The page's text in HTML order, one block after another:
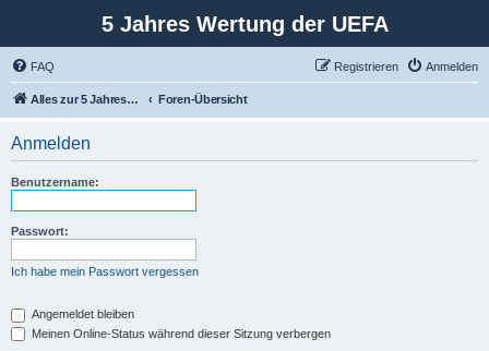
5 Jahres Wertung der UEFA
FAQ Anmelden
Registrieren
Alles zur 5 Jahreswertung / Tabelle der UEFA mit vielen Statistiken. Foren-Übersicht
Anmelden
Benutzername:
Passwort:
Ich habe mein Passwort vergessen
Angemeldet bleiben
Meinen Online-Status während dieser Sitzung verbergen